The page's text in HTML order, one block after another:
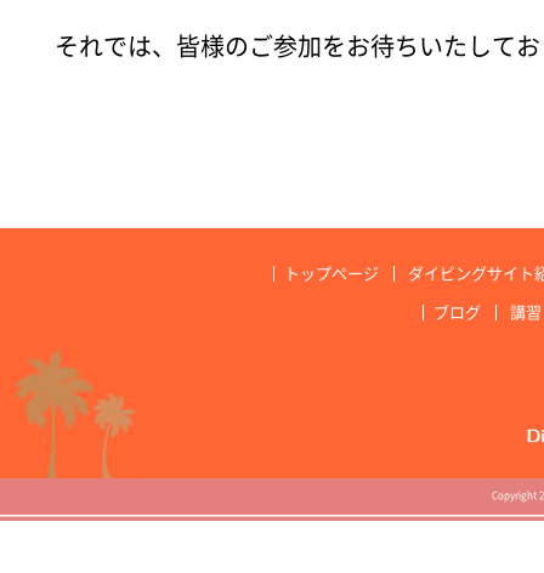
それでは、皆様のご参加をお待ちいたして
トップページ ダイビングサイト
ブログ 講
Copyright